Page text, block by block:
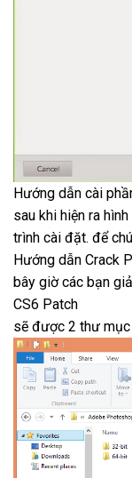
Hướng dẫn cài
sau khi hiện ra
trình cài đặt. để
Hướng dẫn Crack
bây giờ các bạn
CS6 Patch
sẽ được 2 thư